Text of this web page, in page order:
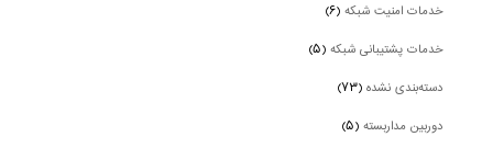
خدمات امنیت شبکه(۶)
خدمات پشتیبانی شبکه(۵)
دسته‌بندی نشده(۷۳)
دوربین‌ مداربسته(۵)